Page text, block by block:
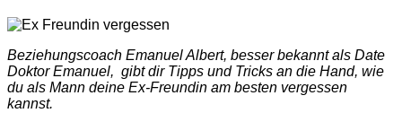
Beziehungscoach Emanuel Albert, besser bekannt als Date
Doktor Emanuel, gibt dir Tipps und Tricks an die Hand, wie
du als Mann deine Ex-Freundin am besten vergessen
kannst.